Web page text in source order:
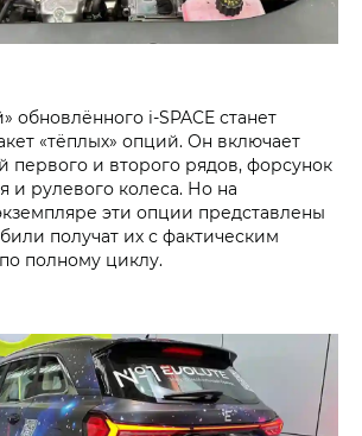
обновлённого i‑SPACE станет
«тёплых» опций. Он включает
первого и второго рядов, форсунок
и рулевого колеса. Но на
эти опции представлены
получат их с фактическим
полному циклу.